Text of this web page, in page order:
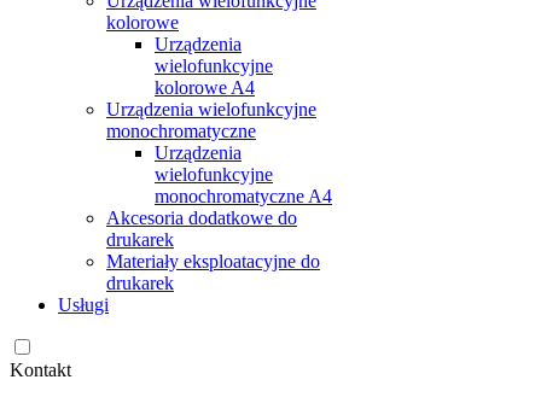
kolorowe
Urządzenia
wielofunkcyjne
kolorowe A4
Urządzenia wielofunkcyjne
monochromatyczne
Urządzenia
wielofunkcyjne
monochromatyczne A4
Akcesoria dodatkowe do
drukarek
Materiały eksploatacyjne do
drukarek
Usługi
Kontakt